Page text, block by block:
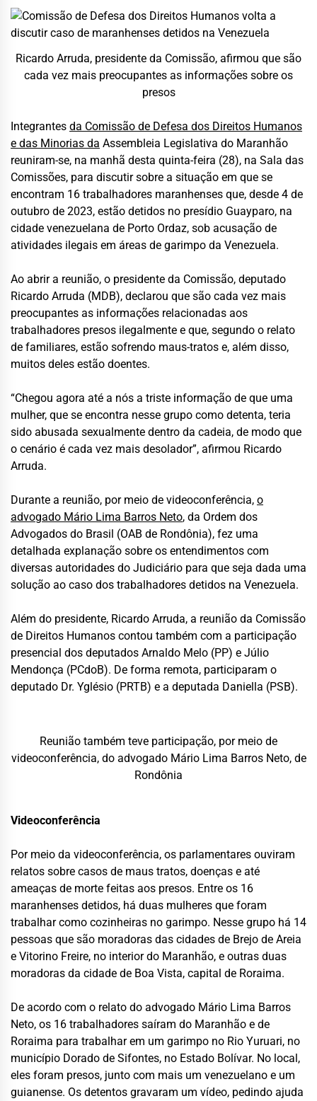
Ricardo Arruda, presidente da Comissão, afirmou que são
cada vez mais preocupantes as informações sobre os
presos
Integrantes da Comissão de Defesa dos Direitos Humanos
e das Minorias da Assembleia Legislativa do Maranhão
reuniram-se, na manhã desta quinta-feira (28), na Sala das
Comissões, para discutir sobre a situação em que se
encontram 16 trabalhadores maranhenses que, desde 4 de
outubro de 2023, estão detidos no presídio Guayparo, na
cidade venezuelana de Porto Ordaz, sob acusação de
atividades ilegais em áreas de garimpo da Venezuela.
Ao abrir a reunião, o presidente da Comissão, deputado
Ricardo Arruda (MDB), declarou que são cada vez mais
preocupantes as informações relacionadas aos
trabalhadores presos ilegalmente e que, segundo o relato
de familiares, estão sofrendo maus-tratos e, além disso,
muitos deles estão doentes.
“Chegou agora até a nós a triste informação de que uma
mulher, que se encontra nesse grupo como detenta, teria
sido abusada sexualmente dentro da cadeia, de modo que
o cenário é cada vez mais desolador”, afirmou Ricardo
Arruda.
Durante a reunião, por meio de videoconferência, o
advogado Mário Lima Barros Neto, da Ordem dos
Advogados do Brasil (OAB de Rondônia), fez uma
detalhada explanação sobre os entendimentos com
diversas autoridades do Judiciário para que seja dada uma
solução ao caso dos trabalhadores detidos na Venezuela.
Além do presidente, Ricardo Arruda, a reunião da Comissão
de Direitos Humanos contou também com a participação
presencial dos deputados Arnaldo Melo (PP) e Júlio
Mendonça (PCdoB). De forma remota, participaram o
deputado Dr. Yglésio (PRTB) e a deputada Daniella (PSB).
Reunião também teve participação, por meio de
videoconferência, do advogado Mário Lima Barros Neto, de
Rondônia
Videoconferência
Por meio da videoconferência, os parlamentares ouviram
relatos sobre casos de maus tratos, doenças e até
ameaças de morte feitas aos presos. Entre os 16
maranhenses detidos, há duas mulheres que foram
trabalhar como cozinheiras no garimpo. Nesse grupo há 14
pessoas que são moradoras das cidades de Brejo de Areia
e Vitorino Freire, no interior do Maranhão, e outras duas
moradoras da cidade de Boa Vista, capital de Roraima.
De acordo com o relato do advogado Mário Lima Barros
Neto, os 16 trabalhadores saíram do Maranhão e de
Roraima para trabalhar em um garimpo no Rio Yuruari, no
município Dorado de Sifontes, no Estado Bolívar. No local,
eles foram presos, junto com mais um venezuelano e um
guianense. Os detentos gravaram um vídeo, pedindo ajuda